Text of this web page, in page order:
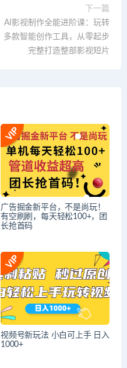
下一篇
AI影视制作全能进阶课：玩转
多款智能创作工具，从零起步
完整打造整部影视短片
广告掘金新平台，不是尚玩！
有空刷刷，每天轻松100+，团
长抢首码
视频号新玩法 小白可上手 日入
1000+